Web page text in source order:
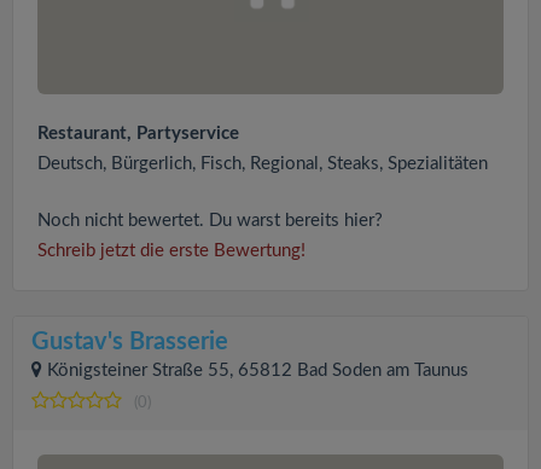
Restaurant, Partyservice
Deutsch, Bürgerlich, Fisch, Regional, Steaks, Spezialitäten
Noch nicht bewertet. Du warst bereits hier?
Schreib jetzt die erste Bewertung!
Gustav's Brasserie
Königsteiner Straße 55, 65812 Bad Soden am Taunus
(0)